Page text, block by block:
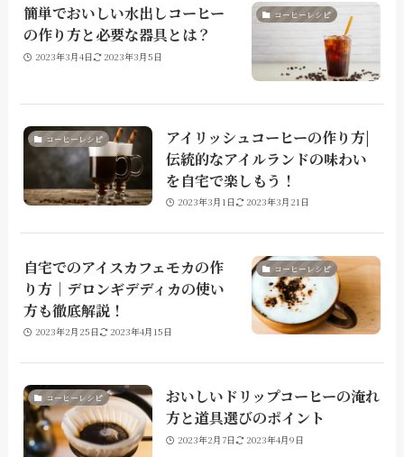
コーヒーレシピ
簡単でおいしい水出しコーヒー
の作り方と必要な器具とは？
2023年3月4日 2023年3月5日
コーヒーレシピ
アイリッシュコーヒーの作り方|
伝統的なアイルランドの味わい
を自宅で楽しもう！
2023年3月1日 2023年3月21日
コーヒーレシピ
自宅でのアイスカフェモカの作
り方｜デロンギデディカの使い
方も徹底解説！
2023年2月25日 2023年4月15日
コーヒーレシピ
おいしいドリップコーヒーの淹れ
方と道具選びのポイント
2023年2月7日 2023年4月9日